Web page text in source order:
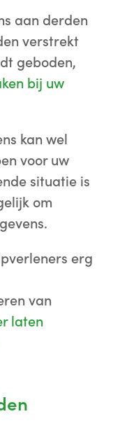
aan derden
verstrekt
geboden,
bij uw
kan wel
voor uw
situatie is
om
erg
van
laten